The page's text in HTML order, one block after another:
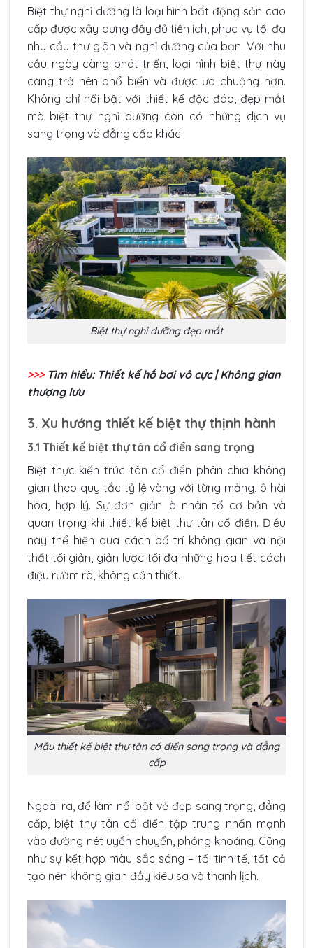
Biệt thự nghỉ dưỡng là loại hình bất động sản cao
cấp được xây dựng đầy đủ tiện ích, phục vụ tối đa
nhu cầu thư giãn và nghỉ dưỡng của bạn. Với nhu
cầu ngày càng phát triển, loại hình biệt thự này
càng trở nên phổ biến và được ưa chuộng hơn.
Không chỉ nổi bật với thiết kế độc đáo, đẹp mắt
mà biệt thự nghỉ dưỡng còn có những dịch vụ
sang trọng và đẳng cấp khác.
Biệt thự nghỉ dưỡng đẹp mắt
>>>Tìm hiểu: Thiết kế hồ bơi vô cực| Không gian
thượng lưu
3. Xu hướng thiết kế biệt thự thịnh hành
3.1 Thiết kế biệt thự tân cổ điển sang trọng
Biệt thực kiến trúc tân cổ điển phân chia không
gian theo quy tắc tỷ lệ vàng với từng mảng, ô hài
hòa, hợp lý. Sự đơn giản là nhân tố cơ bản và
quan trọng khi thiết kế biệt thự tân cổ điển. Điều
này thể hiện qua cách bố trí không gian và nội
thất tối giản, giản lược tối đa những họa tiết cách
điệu rườm rà, không cần thiết.
Mẫu thiết kế biệt thự tân cổ điển sang trọng và đẳng
cấp
Ngoài ra, để làm nổi bật vẻ đẹp sang trọng, đẳng
cấp, biệt thự tân cổ điển tập trung nhấn mạnh
vào đường nét uyển chuyển, phóng khoáng. Cũng
như sự kết hợp màu sắc sáng – tối tinh tế, tất cả
tạo nên không gian đầy kiêu sa và thanh lịch.